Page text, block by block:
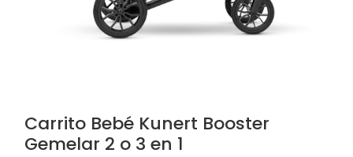
Carrito Bebé Kunert Booster
Gemelar 2 o 3 en 1